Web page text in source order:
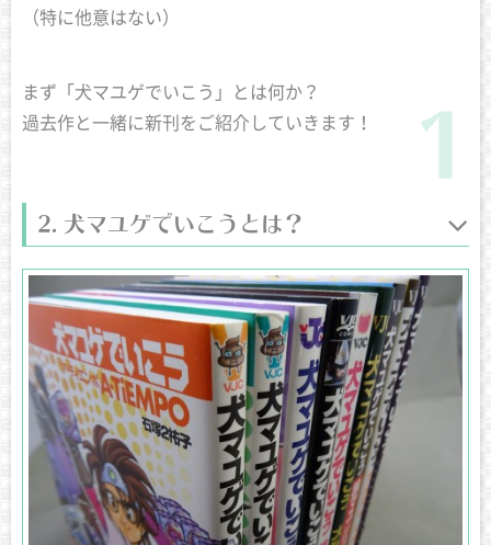
（特に他意はない）
まず「犬マユゲでいこう」とは何か？
過去作と一緒に新刊をご紹介していきます！
犬マユゲでいこうとは？